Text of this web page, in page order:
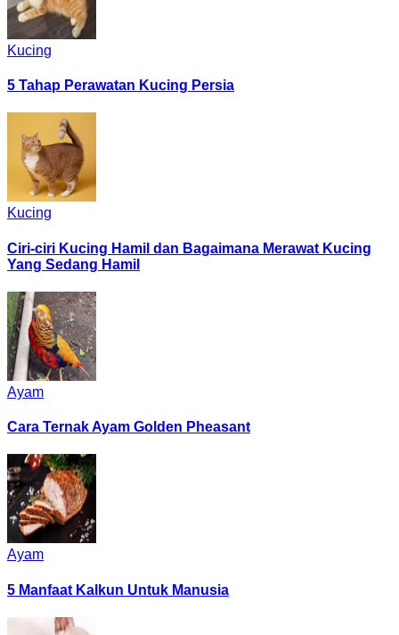
Kucing
5 Tahap Perawatan Kucing Persia
Kucing
Ciri-ciri Kucing Hamil dan Bagaimana Merawat Kucing
Yang Sedang Hamil
Ayam
Cara Ternak Ayam Golden Pheasant
Ayam
5 Manfaat Kalkun Untuk Manusia